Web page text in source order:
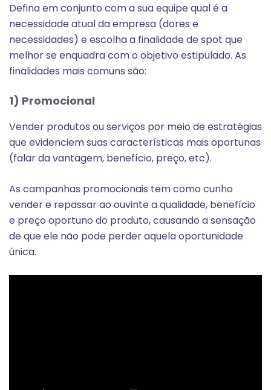
Defina em conjunto com a sua equipe qual é a
necessidade atual da empresa (dores e
necessidades) e escolha a finalidade de spot que
melhor se enquadra com o objetivo estipulado. As
finalidades mais comuns são:
1) Promocional
Vender produtos ou serviços por meio de estratégias
que evidenciem suas características mais oportunas
(falar da vantagem, benefício, preço, etc).
As campanhas promocionais tem como cunho
vender e repassar ao ouvinte a qualidade, benefício
e preço oportuno do produto, causando a sensação
de que ele não pode perder aquela oportunidade
única.